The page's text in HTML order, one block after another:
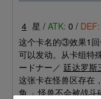
4 星 / ATK: 0 / DEF:
这个卡名的③效果1
可以发动。从卡组特
ードナー／ 廷达罗斯
这张卡在怪兽区存在
角 」怪兽不会被战